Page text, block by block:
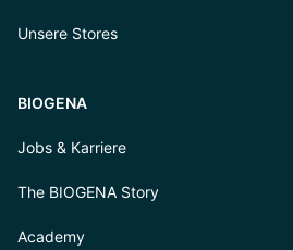
Unsere Stores
BIOGENA
Jobs & Karriere
The BIOGENA Story
Academy